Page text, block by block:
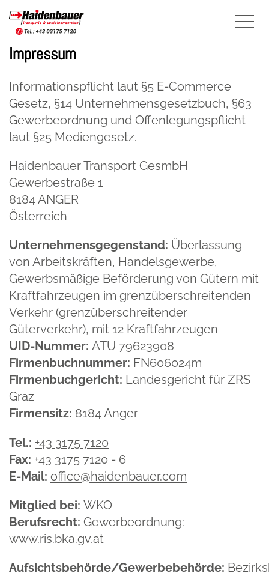
Impressum
Informationspflicht laut §5 E-Commerce
Gesetz, §14 Unternehmensgesetzbuch, §63
Gewerbeordnung und Offenlegungspflicht
laut §25 Mediengesetz.
Haidenbauer Transport GesmbH
Gewerbestraße 1
8184 ANGER
Österreich
Unternehmensgegenstand: Überlassung
von Arbeitskräften, Handelsgewerbe,
Gewerbsmäßige Beförderung von Gütern mit
Kraftfahrzeugen im grenzüberschreitenden
Verkehr (grenzüberschreitender
Güterverkehr), mit 12 Kraftfahrzeugen
UID-Nummer: ATU 79623908
Firmenbuchnummer: FN606024m
Firmenbuchgericht: Landesgericht für ZRS
Graz
Firmensitz: 8184 Anger
Tel.: +43 3175 7120
Fax: +43 3175 7120 - 6
E-Mail: office@haidenbauer.com
Mitglied bei: WKO
Berufsrecht: Gewerbeordnung:
www.ris.bka.gv.at
Aufsichtsbehörde/Gewerbebehörde: